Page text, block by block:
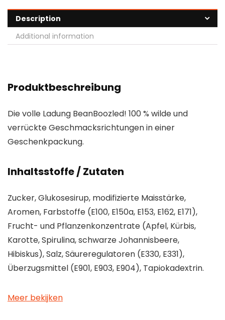
Description
Additional information
Produktbeschreibung
Die volle Ladung BeanBoozled! 100 % wilde und
verrückte Geschmacksrichtungen in einer
Geschenkpackung.
Inhaltsstoffe / Zutaten
Zucker, Glukosesirup, modifizierte Maisstärke,
Aromen, Farbstoffe (E100, E150a, E153, E162, E171),
Frucht- und Pflanzenkonzentrate (Apfel, Kürbis,
Karotte, Spirulina, schwarze Johannisbeere,
Hibiskus), Salz, Säureregulatoren (E330, E331),
Überzugsmittel (E901, E903, E904), Tapiokadextrin.
Meer bekijken